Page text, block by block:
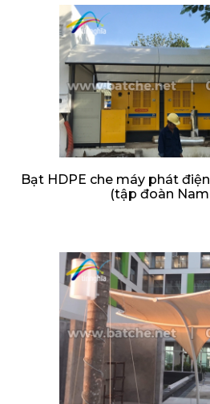
Bạt HDPE che máy phát
(tập đoàn